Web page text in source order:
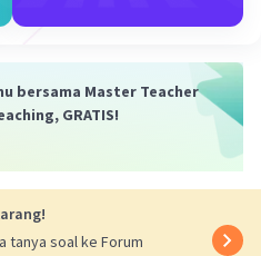
masing.
hidupnya untuk hidup
dari rasa takut. Hal ini
mengemukakan apa yang
manusia berhak
bersama Master Teacher
GRATIS!
tanya soal ke Forum